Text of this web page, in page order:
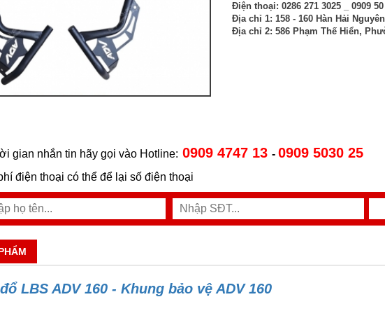
Điện thoại: 0286 271 3025 _ 0909
Địa chỉ 1: 158 - 160 Hàn Hải
Địa chỉ 2: 586 Phạm Thế Hiển,
gian nhắn tin hãy gọi vào Hotline: 0909 4747 13 - 0909 5030 25
điện thoại có thể để lại số điện thoại
LBS ADV 160 - Khung bảo vệ ADV 160